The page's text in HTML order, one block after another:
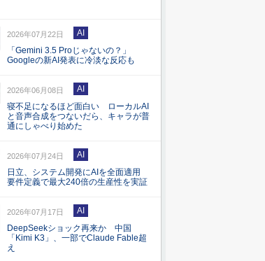
2026年07月22日
AI
「Gemini 3.5 Proじゃないの？」
Googleの新AI発表に冷淡な反応も
2026年06月08日
AI
寝不足になるほど面白い ローカルAI
と音声合成をつないだら、キャラが普
通にしゃべり始めた
2026年07月24日
AI
日立、システム開発にAIを全面適用
要件定義で最大240倍の生産性を実証
2026年07月17日
AI
DeepSeekショック再来か 中国
「Kimi K3」、一部でClaude Fable超
え